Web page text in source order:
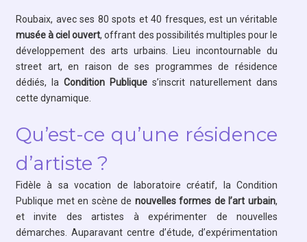
Roubaix, avec ses 80 spots et 40 fresques, est un véritable
musée à ciel ouvert, offrant des possibilités multiples pour le
développement des arts urbains. Lieu incontournable du
street art, en raison de ses programmes de résidence
dédiés, la Condition Publique s’inscrit naturellement dans
cette dynamique.
Qu’est-ce qu’une résidence
d’artiste ?
Fidèle à sa vocation de laboratoire créatif, la Condition
Publique met en scène de nouvelles formes de l’art urbain,
et invite des artistes à expérimenter de nouvelles
démarches. Auparavant centre d’étude, d’expérimentation